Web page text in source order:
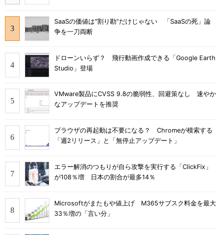
SaaSの価値は“割り勘”だけじゃない 「SaaSの死」論
争を一刀両断
ドローンいらず？ 飛行動画作成できる「Google Earth
Studio」登場
VMware製品にCVSS 9.8の脆弱性、回避策なし 速やか
なアップデートを推奨
ブラウザの再起動は不要になる？ Chromeが模索する
「週2リリース」と「無停止アップデート」
エラー解消のつもりが自ら攻撃を実行する「ClickFix」
が108％増 日本の割合が最多14％
Microsoftがまたもや値上げ M365サブスク料金を最大
33％増の「言い分」